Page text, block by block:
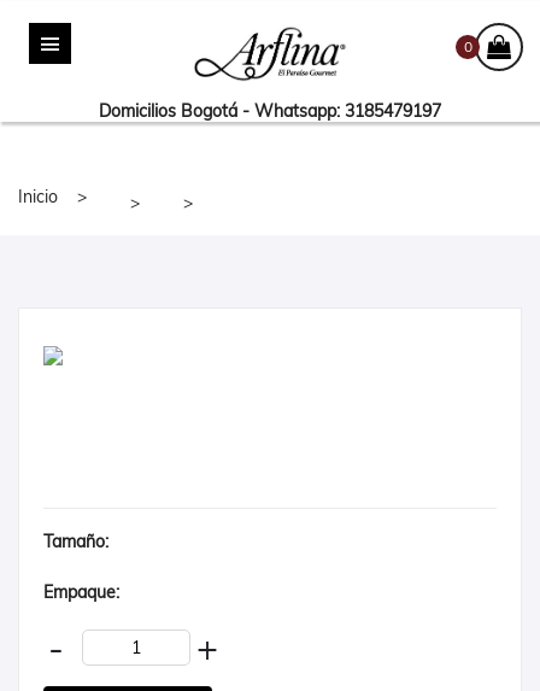
0
Domicilios Bogotá - Whatsapp: 3185479197
Inicio
Tamaño:
Empaque:
- +